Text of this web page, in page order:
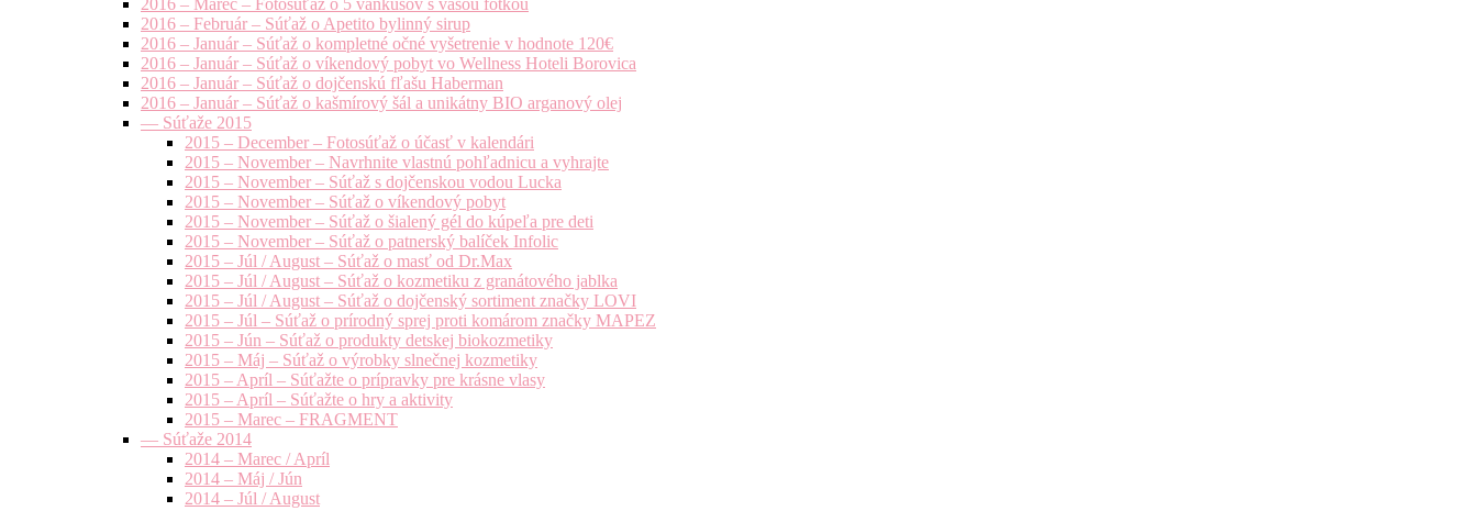
2016 – Február – Súťaž o Apetito bylinný sirup
2016 – Január – Súťaž o kompletné očné vyšetrenie v hodnote 120€
2016 – Január – Súťaž o víkendový pobyt vo Wellness Hoteli Borovica
2016 – Január – Súťaž o dojčenskú fľašu Haberman
2016 – Január – Súťaž o kašmírový šál a unikátny BIO arganový olej
— Súťaže 2015
2015 – December – Fotosúťaž o účasť v kalendári
2015 – November – Navrhnite vlastnú pohľadnicu a vyhrajte
2015 – November – Súťaž s dojčenskou vodou Lucka
2015 – November – Súťaž o víkendový pobyt
2015 – November – Súťaž o šialený gél do kúpeľa pre deti
2015 – November – Súťaž o patnerský balíček Infolic
2015 – Júl / August – Súťaž o masť od Dr.Max
2015 – Júl / August – Súťaž o kozmetiku z granátového jablka
2015 – Júl / August – Súťaž o dojčenský sortiment značky LOVI
2015 – Júl – Súťaž o prírodný sprej proti komárom značky MAPEZ
2015 – Jún – Súťaž o produkty detskej biokozmetiky
2015 – Máj – Súťaž o výrobky slnečnej kozmetiky
2015 – Apríl – Súťažte o prípravky pre krásne vlasy
2015 – Apríl – Súťažte o hry a aktivity
2015 – Marec – FRAGMENT
— Súťaže 2014
2014 – Marec / Apríl
2014 – Máj / Jún
2014 – Júl / August